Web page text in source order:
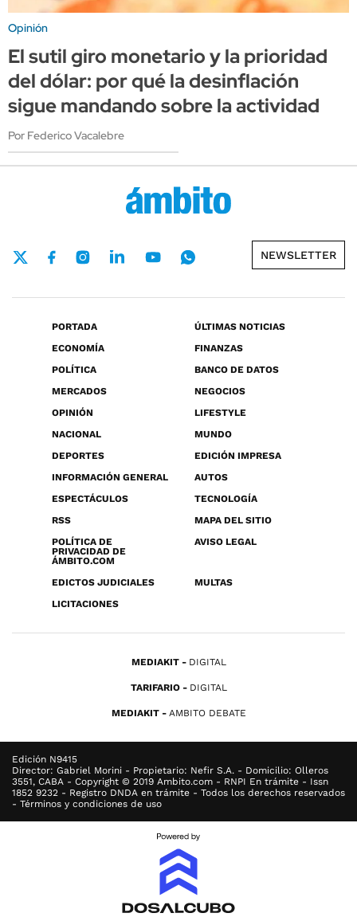
Opinión
El sutil giro monetario y la prioridad
del dólar: por qué la desinflación
sigue mandando sobre la actividad
Por Federico Vacalebre
NEWSLETTER
PORTADA
ÚLTIMAS NOTICIAS
ECONOMÍA
FINANZAS
POLÍTICA
BANCO DE DATOS
MERCADOS
NEGOCIOS
OPINIÓN
LIFESTYLE
NACIONAL
MUNDO
DEPORTES
EDICIÓN IMPRESA
INFORMACIÓN GENERAL
AUTOS
ESPECTÁCULOS
TECNOLOGÍA
RSS
MAPA DEL SITIO
POLÍTICA DE
PRIVACIDAD DE
ÁMBITO.COM
AVISO LEGAL
EDICTOS JUDICIALES
MULTAS
LICITACIONES
MEDIAKIT DIGITAL
TARIFARIO DIGITAL
MEDIAKIT AMBITO DEBATE
Edición N9415
Director: Gabriel Morini - Propietario: Nefir S.A. - Domicilio: Olleros
3551, CABA - Copyright © 2019 Ambito.com - RNPI En trámite - Issn
1852 9232 - Registro DNDA en trámite - Todos los derechos reservados
- Términos y condiciones de uso